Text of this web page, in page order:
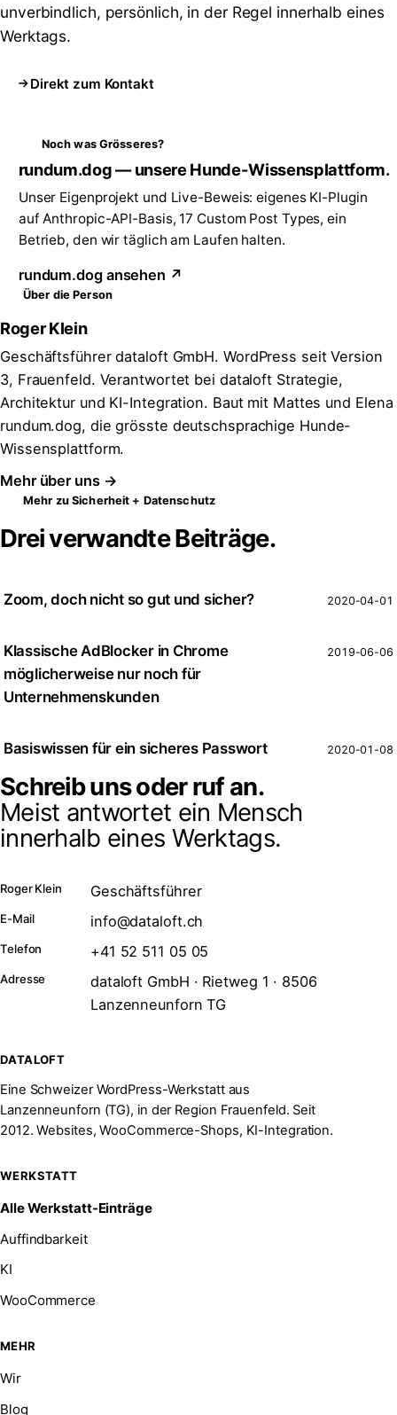
unverbindlich, persönlich, in der Regel innerhalb eines
Werktags.
Direkt zum Kontakt
Noch was Grösseres?
rundum.dog — unsere Hunde-Wissensplattform.
Unser Eigenprojekt und Live-Beweis: eigenes KI-Plugin
auf Anthropic-API-Basis, 17 Custom Post Types, ein
Betrieb, den wir täglich am Laufen halten.
rundum.dog ansehen ↗
Über die Person
Roger Klein
Geschäftsführer dataloft GmbH. WordPress seit Version
3, Frauenfeld. Verantwortet bei dataloft Strategie,
Architektur und KI-Integration. Baut mit Mattes und Elena
rundum.dog, die grösste deutschsprachige Hunde-
Wissensplattform.
Mehr über uns →
Mehr zu Sicherheit + Datenschutz
Drei verwandte Beiträge.
Zoom, doch nicht so gut und sicher? 2020-04-01
Klassische AdBlocker in Chrome
möglicherweise nur noch für
Unternehmenskunden
2019-06-06
Basiswissen für ein sicheres Passwort 2020-01-08
Schreib uns oder ruf an.
Meist antwortet ein Mensch
innerhalb eines Werktags.
Roger Klein Geschäftsführer
E-Mail info@dataloft.ch
Telefon +41 52 511 05 05
Adresse
dataloft GmbH · Rietweg 1 · 8506
Lanzenneunforn TG
DATALOFT
Eine Schweizer WordPress-Werkstatt aus
Lanzenneunforn (TG), in der Region Frauenfeld. Seit
2012. Websites, WooCommerce-Shops, KI-Integration.
WERKSTATT
Alle Werkstatt-Einträge
Auffindbarkeit
KI
WooCommerce
MEHR
Wir
Blog